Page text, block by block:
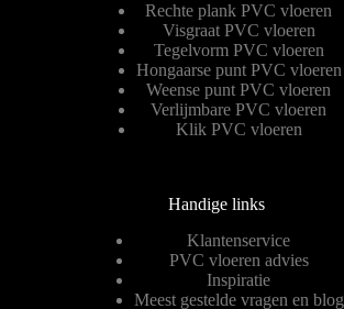
Rechte plank PVC vloeren
Visgraat PVC vloeren
Tegelvorm PVC vloeren
Hongaarse punt PVC vloeren
Weense punt PVC vloeren
Verlijmbare PVC vloeren
Klik PVC vloeren
Handige links
Klantenservice
PVC vloeren advies
Inspiratie
Meest gestelde vragen en blog